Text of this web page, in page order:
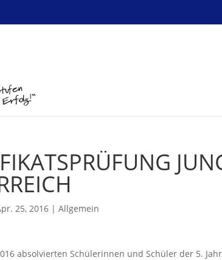
25, 2016 |Allgemein
absolvierten Schülerinnen und Schüler der 5.